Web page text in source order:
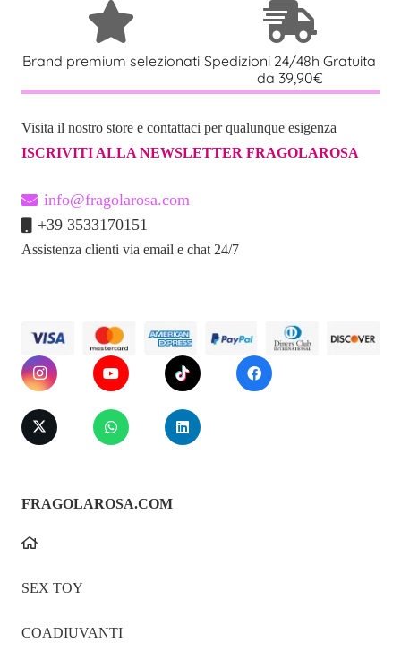
Brand premium selezionati Spedizioni 24/48h Gratuita
da 39,90€
Visita il nostro store e contattaci per qualunque esigenza
ISCRIVITI ALLA NEWSLETTER FRAGOLAROSA
info@fragolarosa.com
+39 3533170151
Assistenza clienti via email e chat 24/7
FRAGOLAROSA.COM
SEX TOY
COADIUVANTI